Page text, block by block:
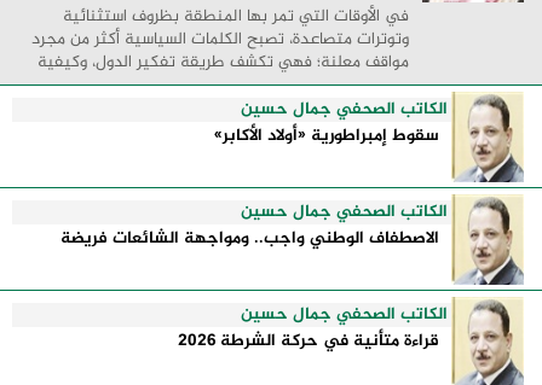
في الأوقات التي تمر بها المنطقة بظروف استثنائية
وتوترات متصاعدة، تصبح الكلمات السياسية أكثر من مجرد
مواقف معلنة؛ فهي تكشف طريقة تفكير الدول، وكيفية
إدارتها للأزمات، والحدود التي تفصل بين القوة ...
الكاتب الصحفي جمال حسين
سقوط إمبراطورية «أولاد الأكابر»
الكاتب الصحفي جمال حسين
الاصطفاف الوطني واجب.. ومواجهة الشائعات فريضة
الكاتب الصحفي جمال حسين
قراءة متأنية في حركة الشرطة 2026